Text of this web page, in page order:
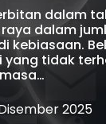
dalam
dalam
kebiasaan.
tidak
2025